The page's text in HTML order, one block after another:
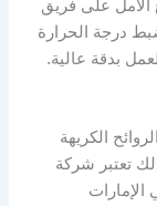
الأمل على فريق
درجة الحرارة
بدقة عالية.
الكريهة
تعتبر شركة